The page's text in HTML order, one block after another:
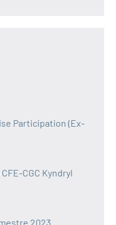
Participation (Ex-
CGC Kyndryl
2023